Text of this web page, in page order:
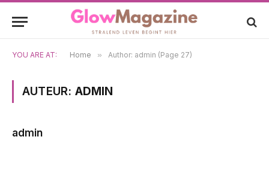
YOU ARE AT: Home » Author: admin (Page 27)
AUTEUR: ADMIN
admin